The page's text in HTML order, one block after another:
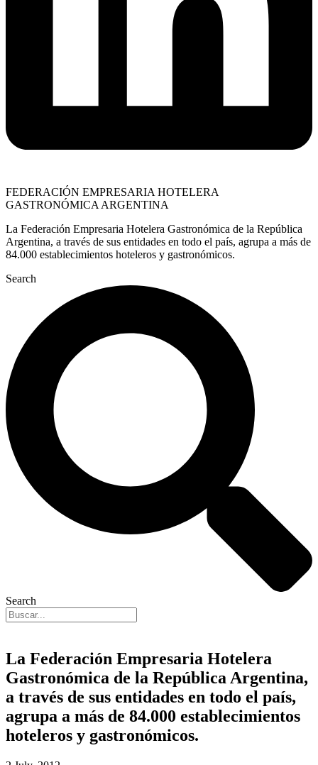
FEDERACIÓN EMPRESARIA HOTELERA
GASTRONÓMICA ARGENTINA
La Federación Empresaria Hotelera Gastronómica de la República
Argentina, a través de sus entidades en todo el país, agrupa a más de
84.000 establecimientos hoteleros y gastronómicos.
Search
Search
La Federación Empresaria Hotelera
Gastronómica de la República Argentina,
a través de sus entidades en todo el país,
agrupa a más de 84.000 establecimientos
hoteleros y gastronómicos.